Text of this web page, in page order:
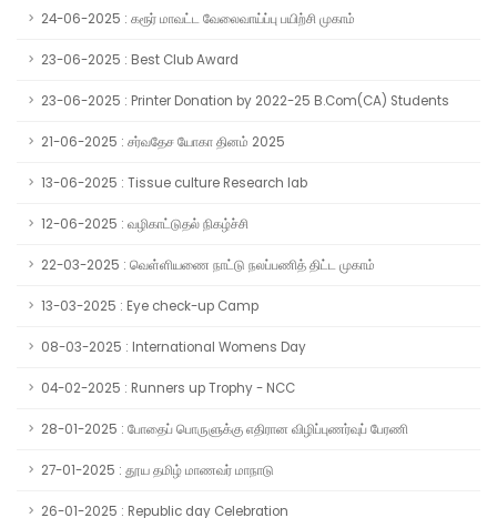
24-06-2025 : கரூர் மாவட்ட வேலைவாய்ப்பு பயிற்சி முகாம்
23-06-2025 : Best Club Award
23-06-2025 : Printer Donation by 2022-25 B.Com(CA) Students
21-06-2025 : சர்வதேச யோகா தினம் 2025
13-06-2025 : Tissue culture Research lab
12-06-2025 : வழிகாட்டுதல் நிகழ்ச்சி
22-03-2025 : வெள்ளியணை நாட்டு நலப்பணித் திட்ட முகாம்
13-03-2025 : Eye check-up Camp
08-03-2025 : International Womens Day
04-02-2025 : Runners up Trophy - NCC
28-01-2025 : போதைப் பொருளுக்கு எதிரான விழிப்புணர்வுப் பேரணி
27-01-2025 : தூய தமிழ் மாணவர் மாநாடு
26-01-2025 : Republic day Celebration